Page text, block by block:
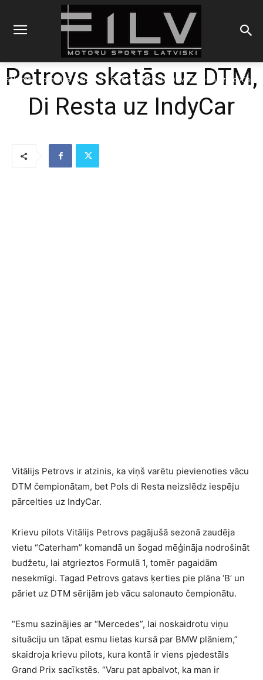
Sākums Formulas IndyCar Petrovs skatās uz DTM, Di Resta uz IndyCar
Petrovs skatās uz DTM,
Di Resta uz IndyCar
Vitālijs Petrovs ir atzinis, ka viņš varētu pievienoties vācu
DTM čempionātam, bet Pols di Resta neizslēdz iespēju
pārcelties uz IndyCar.
Krievu pilots Vitālijs Petrovs pagājušā sezonā zaudēja
vietu “Caterham” komandā un šogad mēģināja nodrošināt
budžetu, lai atgrieztos Formulā 1, tomēr pagaidām
nesekmīgi. Tagad Petrovs gatavs ķerties pie plāna ‘B’ un
pāriet uz DTM sērijām jeb vācu salonauto čempionātu.
“Esmu sazinājies ar “Mercedes”, lai noskaidrotu viņu
situāciju un tāpat esmu lietas kursā par BMW plāniem,”
skaidroja krievu pilots, kura kontā ir viens pjedestāls
Grand Prix sacīkstēs. “Varu pat apbalvot, ka man ir